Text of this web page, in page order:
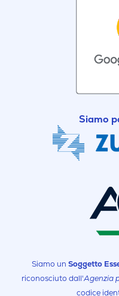
Siamo
Siamo un Soggetto
riconosciuto dall'Agenzia
codice